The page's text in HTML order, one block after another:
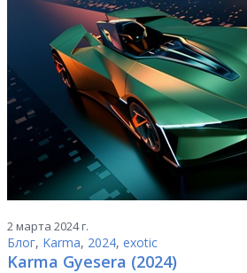
2 марта 2024 г.
Блог, Karma, 2024, exotic
Karma Gyesera (2024)